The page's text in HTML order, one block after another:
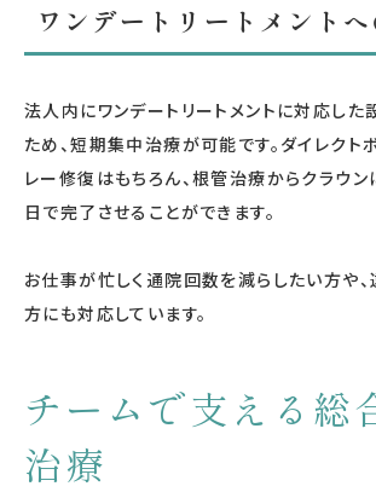
ワンデートリートメント
法人内にワンデートリートメントに対応した
ため、短期集中治療が可能です。ダイレクト
レー修復はもちろん、根管治療からクラウン
日で完了させることができます。
お仕事が忙しく通院回数を減らしたい方や
方にも対応しています。
チームで支える総
治療